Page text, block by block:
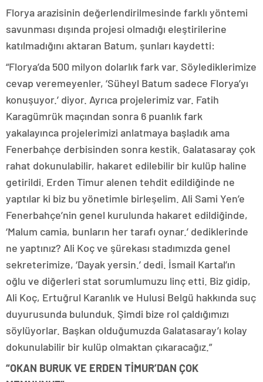
Florya arazisinin değerlendirilmesinde farklı yöntemi
savunması dışında projesi olmadığı eleştirilerine
katılmadığını aktaran Batum, şunları kaydetti:
“Florya’da 500 milyon dolarlık fark var. Söylediklerimize
cevap veremeyenler, ‘Süheyl Batum sadece Florya’yı
konuşuyor.’ diyor. Ayrıca projelerimiz var. Fatih
Karagümrük maçından sonra 6 puanlık fark
yakalayınca projelerimizi anlatmaya başladık ama
Fenerbahçe derbisinden sonra kestik. Galatasaray çok
rahat dokunulabilir, hakaret edilebilir bir kulüp haline
getirildi. Erden Timur alenen tehdit edildiğinde ne
yaptılar ki biz bu yönetimle birleşelim. Ali Sami Yen’e
Fenerbahçe’nin genel kurulunda hakaret edildiğinde,
‘Malum camia, bunların her tarafı oynar.’ dediklerinde
ne yaptınız? Ali Koç ve şürekası stadımızda genel
sekreterimize, ‘Dayak yersin.’ dedi. İsmail Kartal’ın
oğlu ve diğerleri stat sorumlumuzu linç etti. Biz gidip,
Ali Koç, Ertuğrul Karanlık ve Hulusi Belgü hakkında suç
duyurusunda bulunduk. Şimdi bize rol çaldığımızı
söylüyorlar. Başkan olduğumuzda Galatasaray’ı kolay
dokunulabilir bir kulüp olmaktan çıkaracağız.”
“OKAN BURUK VE ERDEN TİMUR’DAN ÇOK